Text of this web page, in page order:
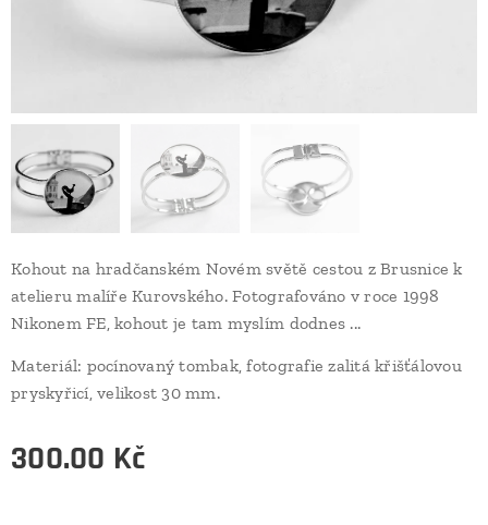
Kohout na hradčanském Novém světě cestou z Brusnice k
atelieru malíře Kurovského. Fotografováno v roce 1998
Nikonem FE, kohout je tam myslím dodnes ...
Materiál: pocínovaný tombak, fotografie zalitá křišťálovou
pryskyřicí, velikost 30 mm.
300.00 Kč